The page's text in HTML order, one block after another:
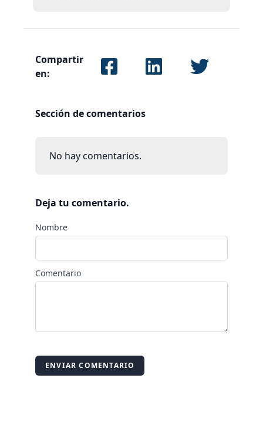
Compartir
en:
Sección de comentarios
No hay comentarios.
Deja tu comentario.
Nombre
Comentario
ENVIAR COMENTARIO